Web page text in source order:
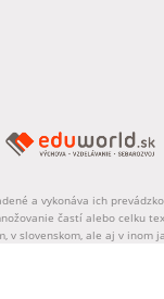
a vykonáva ich
častí alebo celku
v slovenskom, ale aj v inom